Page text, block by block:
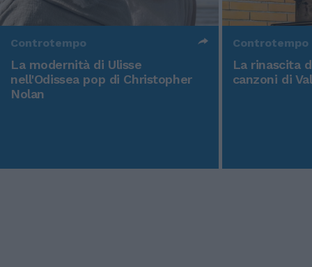
Controtempo
La modernità di Ulisse
nell'Odissea pop di Christopher
Nolan
Controtempo
La rinascita
canzoni di